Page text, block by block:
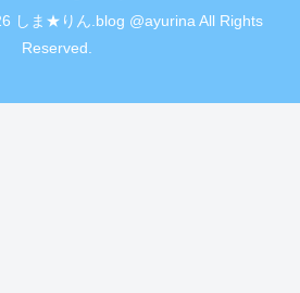
しま★りん.blog @ayurina All Rights
Reserved.